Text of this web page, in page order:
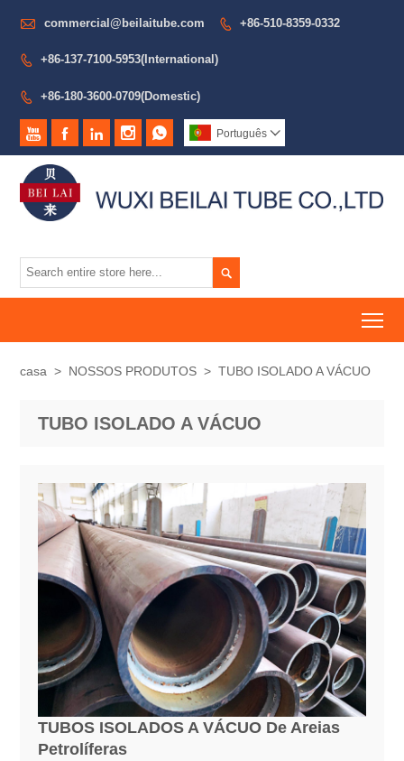
 commercial@beilaitube.com  +86-510-8359-0332
 +86-137-7100-5953(International)
 +86-180-3600-0709(Domestic)
     Português 

casa > NOSSOS PRODUTOS > TUBO ISOLADO A VÁCUO
TUBO ISOLADO A VÁCUO
TUBOS ISOLADOS A VÁCUO De Areias
Petrolíferas